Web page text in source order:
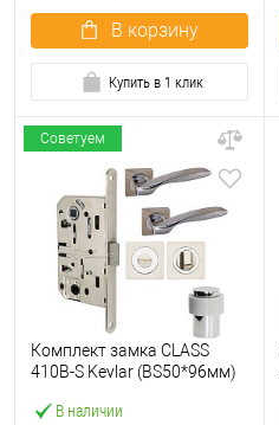
В корзину
Купить в 1 клик
Советуем
В наличии
Комплект замка CLASS
410B-S Kevlar (BS50*96мм)
стопором никель